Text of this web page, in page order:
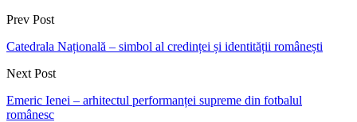
Prev Post
Catedrala Națională – simbol al credinței și identității românești
Next Post
Emeric Ienei – arhitectul performanței supreme din fotbalul
românesc